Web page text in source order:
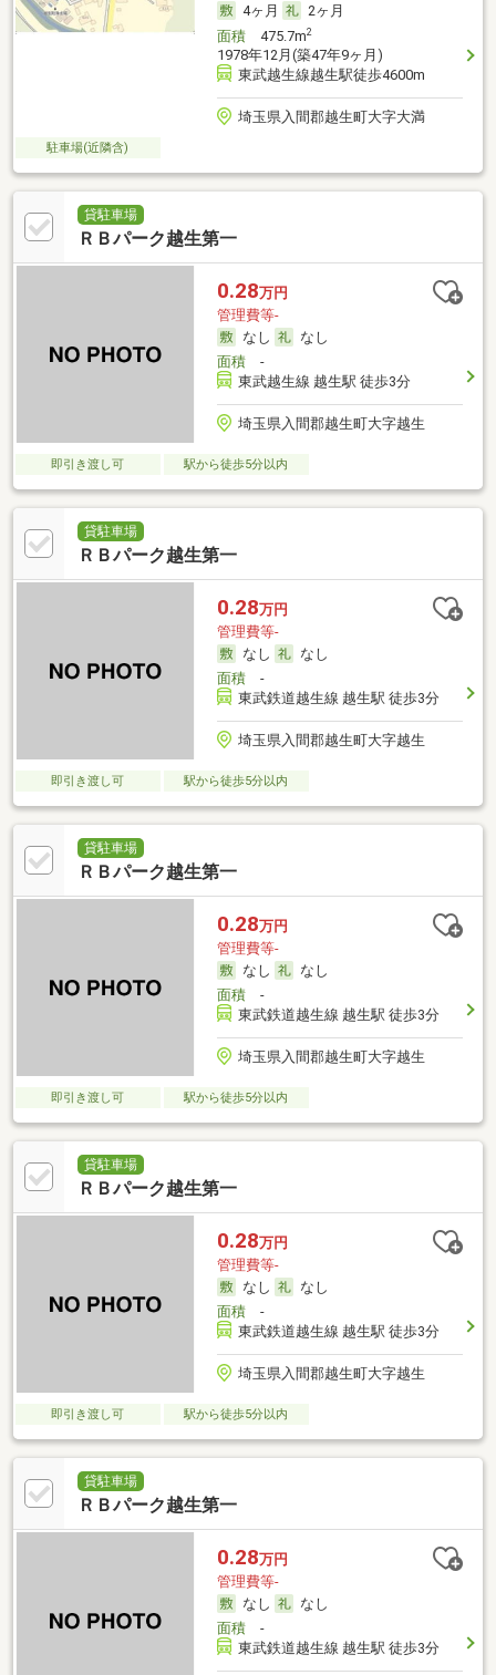
4ヶ月
2ヶ月
面積475.7m2
1978年12月(築47年9ヶ月)
東武越生線越生駅徒歩4600m
埼玉県入間郡越生町大字大満
駐車場(近隣含)
貸駐車場
ＲＢパーク越生第一
0.28万円
管理費等-
なし
なし
面積-
東武越生線 越生駅 徒歩3分
埼玉県入間郡越生町大字越生
即引き渡し可 駅から徒歩5分以内
貸駐車場
ＲＢパーク越生第一
0.28万円
管理費等-
なし
なし
面積-
東武鉄道越生線 越生駅 徒歩3分
埼玉県入間郡越生町大字越生
即引き渡し可 駅から徒歩5分以内
貸駐車場
ＲＢパーク越生第一
0.28万円
管理費等-
なし
なし
面積-
東武鉄道越生線 越生駅 徒歩3分
埼玉県入間郡越生町大字越生
即引き渡し可 駅から徒歩5分以内
貸駐車場
ＲＢパーク越生第一
0.28万円
管理費等-
なし
なし
面積-
東武鉄道越生線 越生駅 徒歩3分
埼玉県入間郡越生町大字越生
即引き渡し可 駅から徒歩5分以内
貸駐車場
ＲＢパーク越生第一
0.28万円
管理費等-
なし
なし
面積-
東武鉄道越生線 越生駅 徒歩3分